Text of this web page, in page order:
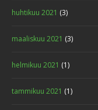
huhtikuu 2021 (3)
maaliskuu 2021 (3)
helmikuu 2021 (1)
tammikuu 2021 (1)